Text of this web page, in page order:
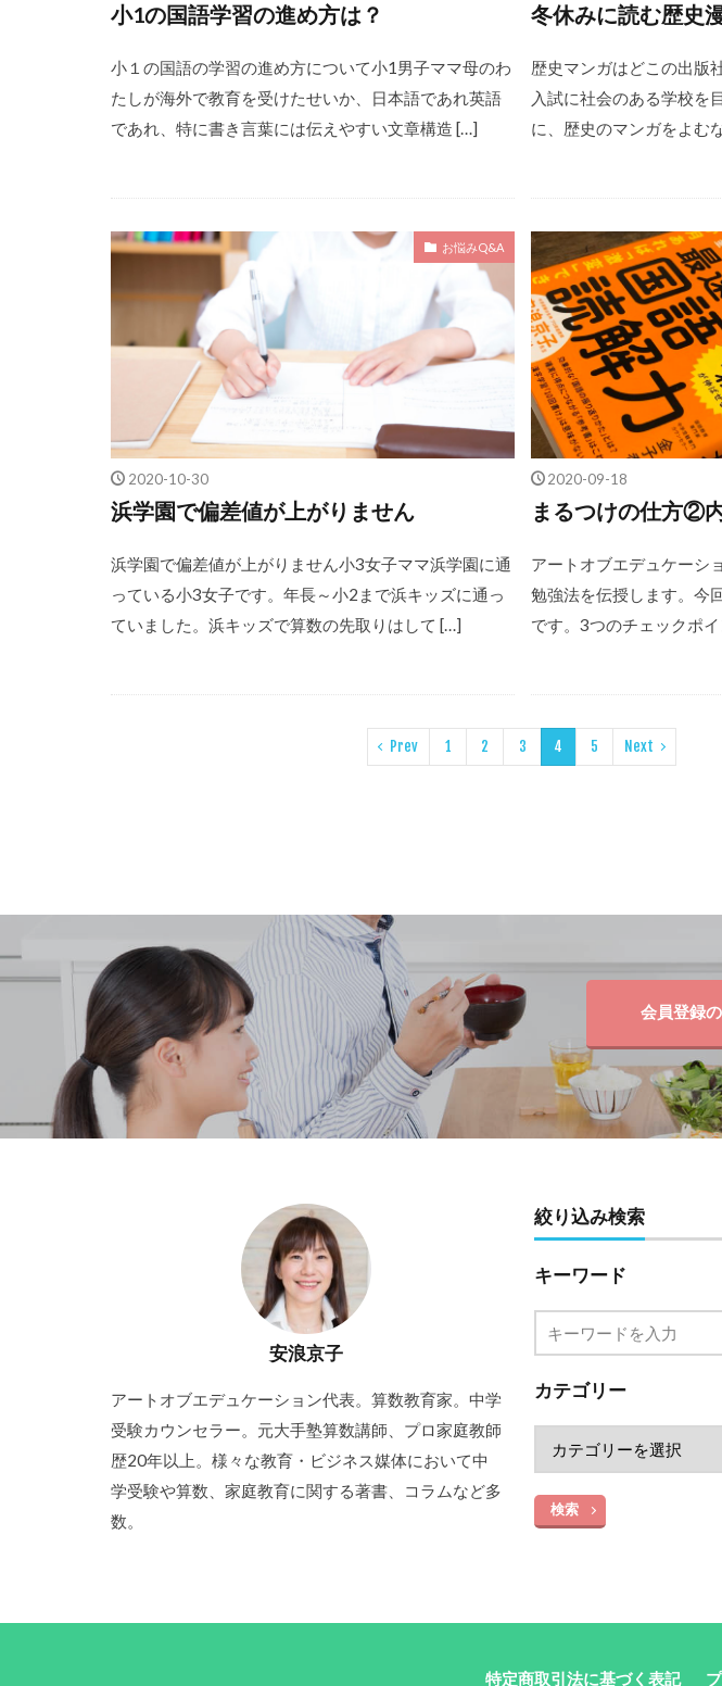
小1の国語学習の進め方は？
小１の国語の学習の進め方について小1男子ママ母のわ
たしが海外で教育を受けたせいか、日本語であれ英語
であれ、特に書き言葉には伝えやすい文章構造 […]
冬休みに読む歴史
歴史マンガはどこの出版
入試に社会のある学校を
に、歴史のマンガをよむ
お悩みQ&A
2020-10-30
浜学園で偏差値が上がりません
浜学園で偏差値が上がりません小3女子ママ浜学園に通
っている小3女子です。年長～小2まで浜キッズに通っ
ていました。浜キッズで算数の先取りはして […]
2020-09-18
まるつけの仕方②
アートオブエデュケーシ
勉強法を伝授します。今
です。3つのチェックポ
Prev 1 2 3 4 5 Next
会員登録
安浪京子
アートオブエデュケーション代表。算数教育家。中学
受験カウンセラー。元大手塾算数講師、プロ家庭教師
歴20年以上。様々な教育・ビジネス媒体において中
学受験や算数、家庭教育に関する著書、コラムなど多
数。
絞り込み検索
キーワード
カテゴリー
検索
特定商取引法に基づく表記